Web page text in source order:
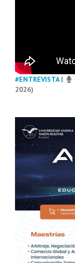
#ENTREVISTA|
2026)